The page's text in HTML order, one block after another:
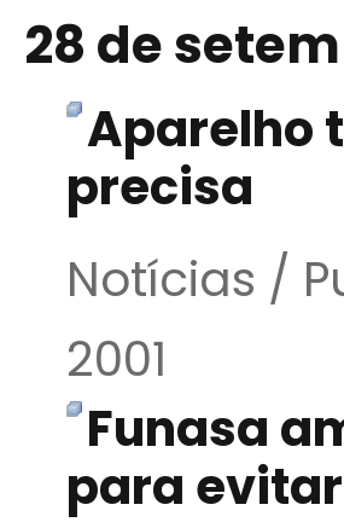
28 de
Aparelho
precisa
Notícias /
2001
Funasa
para evitar